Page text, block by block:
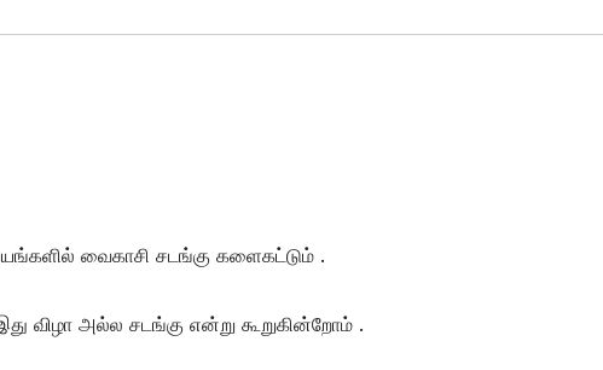
வைகாசி சடங்கு களைகட்டும் .
விழா அல்ல சடங்கு என்று கூறுகின்றோம் .